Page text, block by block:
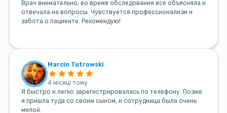
Врач внимательно, во время обследования все объясняла и
отвечала на вопросы. Чувствуется профессионализм и
забота о пациенте. Рекомендую!
Marcin Tutrowski
4 місяці тому
Я быстро и легко зарегистрировалась по телефону. Позже
я пришла туда со своим сыном, и сотрудница была очень
милой.